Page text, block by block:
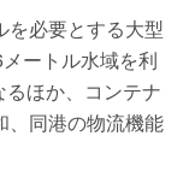
を必要とする大型
ートル水域を利
ほか、コンテナ
、同港の物流機能